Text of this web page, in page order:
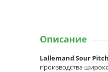
Описание
Lallemand Sour Pitch
производства